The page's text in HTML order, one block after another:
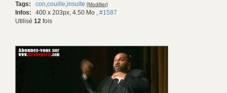
gif:
Tags: con,couille,insulte [Modifier]
Infos: 400 x 203px, 4.50 Mo , #1587
Utilisé 12 fois